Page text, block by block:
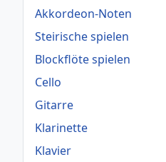
Akkordeon-Noten
Steirische spielen
Blockflöte spielen
Cello
Gitarre
Klarinette
Klavier